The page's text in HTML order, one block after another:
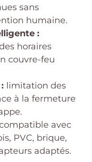
sans
humaine.
:
horaires
couvre-feu
limitation des
à la fermeture
avec
PVC, brique,
adaptés.